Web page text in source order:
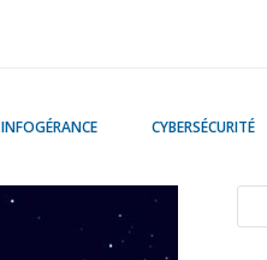
INFOGÉRANCE CYBERSÉCURITÉ